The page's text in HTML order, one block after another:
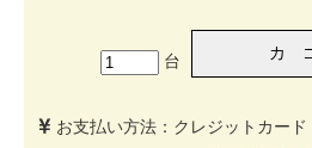
台
お支払い方法：クレジットカー